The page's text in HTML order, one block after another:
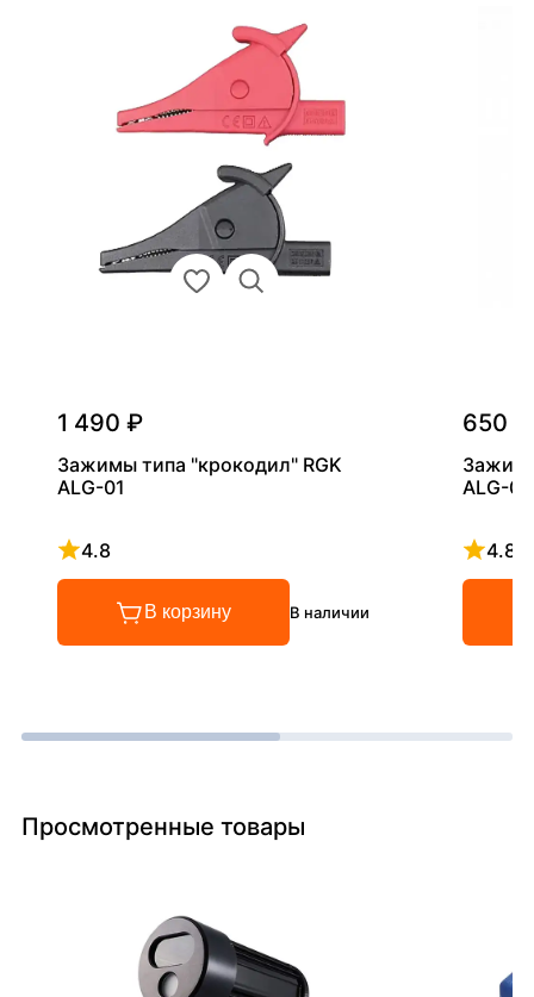
1 490 ₽
Зажимы типа "крокодил" RGK
ALG-01
4.8
Рейтинг 4.8 из 5
В корзину В наличии
650 ₽
ALG-02
4.8
Просмотренные товары